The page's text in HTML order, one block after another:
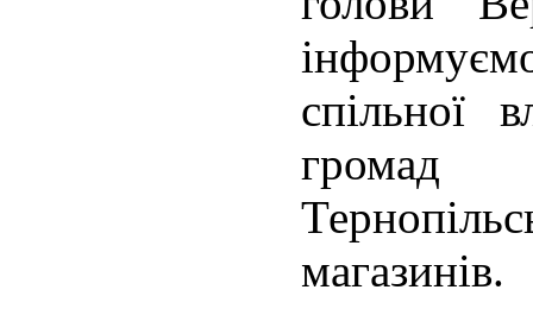
спільної
громад
магазинів.